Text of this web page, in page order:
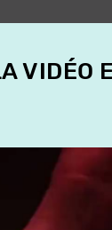
VIDÉO